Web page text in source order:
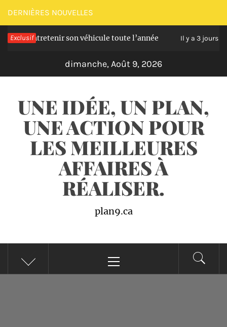
Passer
au
contenu
DERNIÈRES NOUVELLES
Exclusif
entretenir son véhicule toute l’année Il y a 3 jours
dimanche, Août 9, 2026
UNE IDÉE, UN PLAN,
UNE ACTION POUR
LES MEILLEURES
AFFAIRES À
RÉALISER.
plan9.ca
principal